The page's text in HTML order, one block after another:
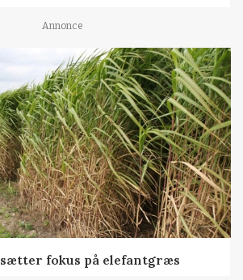
Annonce
fokus på elefantgræs